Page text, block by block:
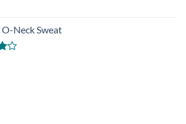
O-Neck Sweat